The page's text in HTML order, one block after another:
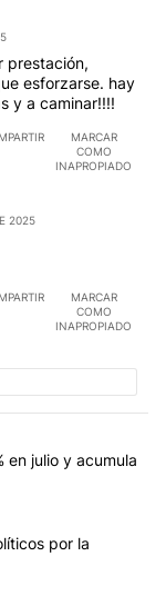
prestación,
esforzarse. hay
y a caminar!!!!
MARCAR
COMO
INAPROPIADO
2025
MARCAR
COMO
INAPROPIADO
en los
en CABA
en julio y acumula
Cuerva cuestionó
por la